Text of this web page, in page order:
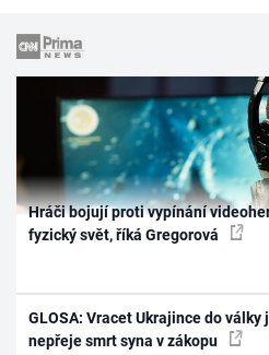
Hráči bojují proti vypínání
fyzický svět, říká Gregorová
GLOSA: Vracet Ukrajince do války
nepřeje smrt syna v zákopu